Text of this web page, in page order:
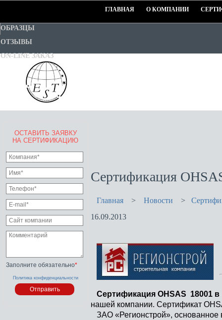
ГЛАВНАЯ О КОМПАНИИ
ОБРАЗЦЫ
ОТЗЫВЫ
ON-LINE ЗАКАЗ
ОСТАВИТЬ ЗАЯВКУ
НА СЕРТИФИКАЦИЮ
Заполните обязательно*
Политика конфиденциальности
Сертификация
Главная > Новости >
16.09.2013
Сертификация OHSAS 18001
нашей компании. Сертификат
ЗАО «Регионстрой», основанное